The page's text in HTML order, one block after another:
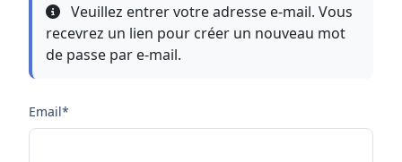
Veuillez entrer votre adresse e-mail. Vous
recevrez un lien pour créer un nouveau mot
de passe par e-mail.
Email*